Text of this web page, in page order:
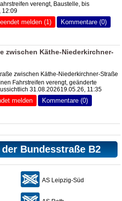
verengt, Baustelle, bis
12:09
melden (1) Kommentare (0)
zwischen Käthe-Niederkirchner-
zwischen Käthe-Niederkirchner-Straße
Fahrstreifen verengt, geänderte
31.08.202619.05.26, 11:35
melden Kommentare (0)
Bundesstraße B2
AS Leipzig-Süd